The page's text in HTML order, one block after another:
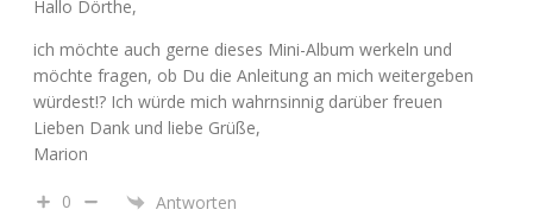
Hallo Dörthe,
ich möchte auch gerne dieses Mini-Album werkeln und
möchte fragen, ob Du die Anleitung an mich weitergeben
würdest!? Ich würde mich wahrnsinnig darüber freuen
Lieben Dank und liebe Grüße,
Marion
0 Antworten